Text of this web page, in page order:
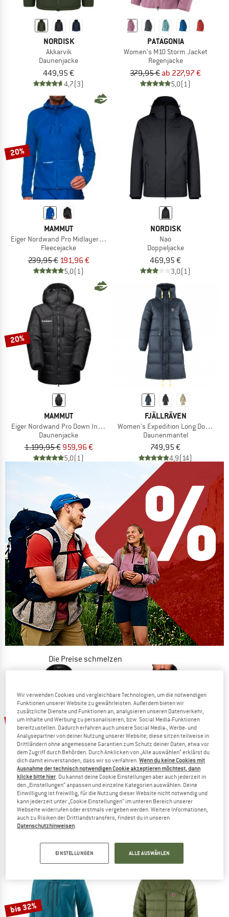
NORDISK
Akkarvik
Daunenjacke
449,95 €
4,7(3)
PATAGONIA
Women's M10 Storm Jacket
Regenjacke
379,95 € ab 227,97 €
5,0(1)
20%
MAMMUT
Eiger Nordwand Pro Midlayer Air Hooded Jacket
Fleecejacke
239,95 € 191,96 €
5,0(1)
NORDISK
Nao
Doppeljacke
469,95 €
3,0(1)
20%
MAMMUT
Eiger Nordwand Pro Down Insulation Hooded Parka
Daunenjacke
1.199,95 € 959,96 €
5,0(1)
FJÄLLRÄVEN
Women's Expedition Long Down
Daunenmantel
749,95 €
4,9(14)
Die Preise schmelzen
ZUM SOMMER SALE
25%
MAMMUT
Eiger Nordwand Light Hardshell Hooded Jacket
Regenjacke
449,95 €337,46 €
MAMMUT
Eiger Nordwand Pro Softshell
Softshelljacke
bis 32%
Wir verwenden Cookies und vergleichbare Technologien, um die notwendigen
Funktionen unserer Website zu gewährleisten. Außerdem bieten wir
zusätzliche Dienste und Funktionen an, analysieren unseren Datenverkehr,
um Inhalte und Werbung zu personalisieren, bzw. Social Media-Funktionen
bereitzustellen. Dadurch erfahren auch unsere Social Media-, Werbe- und
Analysepartner von deiner Nutzung unserer Website; diese sitzen teilweise in
Drittländern ohne angemessene Garantien zum Schutz deiner Daten, etwa vor
dem Zugriff durch Behörden. Durch Anklicken von „Alle auswählen“ erklärst du
dich damit einverstanden, dass wir so verfahren.Wenn du keine Cookies mit
Ausnahme der technisch notwendigen Cookie akzeptieren möchtest, dann
klicke bitte hier. Du kannst deine Cookie Einstellungen aber auch jederzeit in
den „Einstellungen“ anpassen und einzelne Kategorien auswählen. Deine
Einwilligung ist freiwillig, für die Nutzung dieser Website nicht notwendig und
kann jederzeit unter „Cookie Einstellungen“ im unteren Bereich unserer
Webseite widerrufen oder erstmals vergeben werden. Weitere Informationen,
auch zu Risiken der Drittlandstransfers, findest du in unseren
Datenschutzhinweisen.
EINSTELLUNGEN ALLE AUSWÄHLEN